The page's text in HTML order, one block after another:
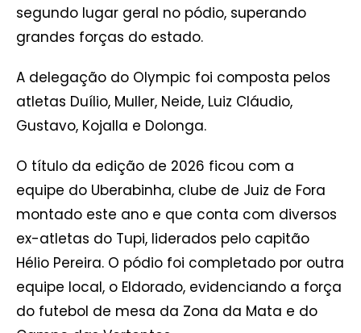
segundo lugar geral no pódio, superando
grandes forças do estado.
A delegação do Olympic foi composta pelos
atletas Duílio, Muller, Neide, Luiz Cláudio,
Gustavo, Kojalla e Dolonga.
O título da edição de 2026 ficou com a
equipe do Uberabinha, clube de Juiz de Fora
montado este ano e que conta com diversos
ex-atletas do Tupi, liderados pelo capitão
Hélio Pereira. O pódio foi completado por outra
equipe local, o Eldorado, evidenciando a força
do futebol de mesa da Zona da Mata e do